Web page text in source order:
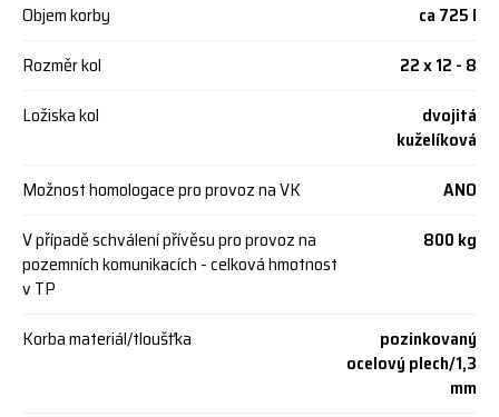
Objem korby
ca 725 l
Rozměr kol
22 x 12 - 8
Ložiska kol
dvojitá
kuželíková
Možnost homologace pro provoz na VK
ANO
V případě schválení přívěsu pro provoz na
pozemních komunikacích - celková hmotnost
v TP
800 kg
Korba materiál/tloušťka
pozinkovaný
ocelový plech/1,3
mm